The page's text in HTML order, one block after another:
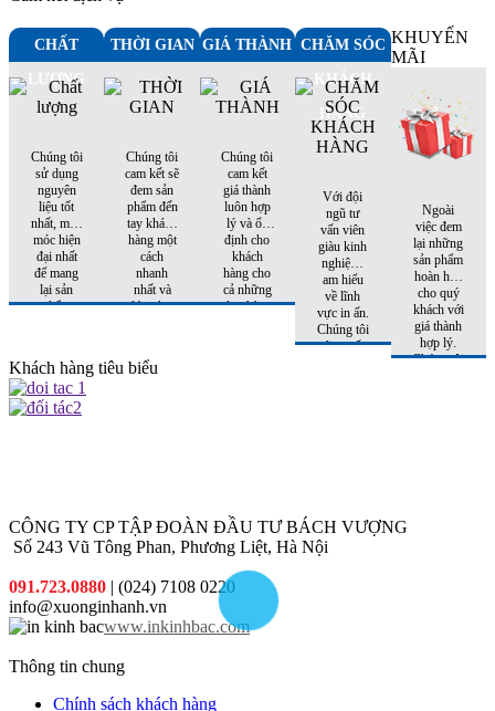
CHẤT
LƯỢNG
Chúng tôi
sử dụng
nguyên
liệu tốt
nhất, máy
móc hiện
đại nhất
để mang
lại sản
phẩm
hàng
THỜI GIAN
Chúng tôi
cam kết sẽ
đem sản
phẩm đến
tay khách
hàng một
cách
nhanh
nhất và
đúng hẹn
GIÁ THÀNH
Chúng tôi
cam kết
giá thành
luôn hợp
lý và ổn
định cho
khách
hàng cho
cả những
đơn hàng
CHĂM SÓC
KHÁCH
HÀNG
Với đội
ngũ tư
vấn viên
giàu kinh
nghiệm,
am hiểu
về lĩnh
vực in ấn.
Chúng tôi
sẽ tư vấn
KHUYẾN
MÃI
Ngoài
việc đem
lại những
sản phẩm
hoàn hảo
cho quý
khách với
giá thành
hợp lý.
Chúng tôi
Khách hàng tiêu biểu
CÔNG TY CP TẬP ĐOÀN ĐẦU TƯ BÁCH VƯỢNG
Số 243 Vũ Tông Phan, Phương Liệt, Hà Nội
091.723.0880 | (024) 7108 0220
info@xuonginhanh.vn
www.inkinhbac.com
Thông tin chung
Chính sách khách hàng